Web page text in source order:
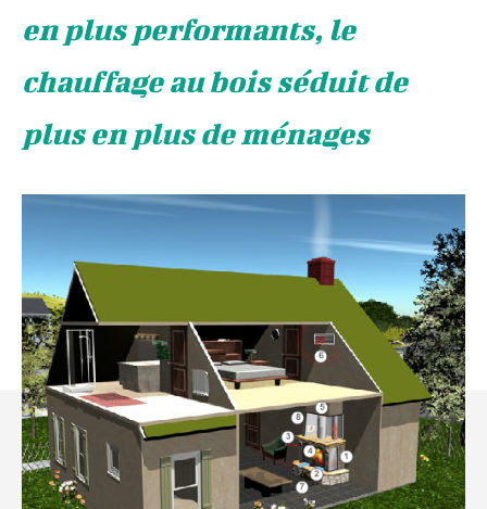
en plus performants, le
chauffage au bois séduit de
plus en plus de ménages